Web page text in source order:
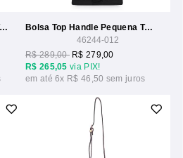
Bolsa Top Handle Pequena Textura Tresse
Bolsa Top Handle Pequena Textura Tresse
46244-012
R$ 265,05 via PIX!
R$ 289,00 R$ 279,00
6x R$ 46,50